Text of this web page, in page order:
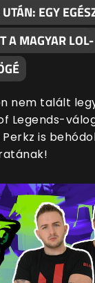
EGY
A MAGYAR LOL-
nem talált
Legends-
is